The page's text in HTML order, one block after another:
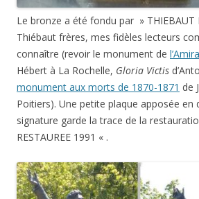
Le bronze a été fondu par » THIEBAUT
Thiébaut frères, mes fidèles lecteurs
connaître (revoir le monument de
Hébert à La Rochelle, Gloria Victis
monument aux morts de 1870-1871 de
Poitiers). Une petite plaque apposée en
signature garde la trace de la
RESTAUREE 1991 « .